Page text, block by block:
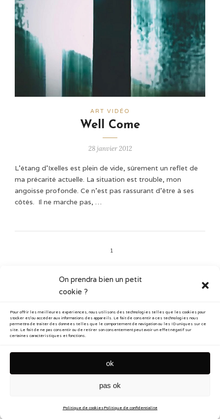
On prendra bien un petit
cookie ?
Pour offrir les meilleures expériences, nous utilisons des technologies telles que les cookies pour
stocker et/ou accéder aux informations des appareils. Le fait de consentir à ces technologies nous
permettra de traiter des données telles que le comportement de navigation ou les ID uniques sur ce
site. Le fait de ne pas consentir ou de retirer son consentement peut avoir un effet négatif sur
certaines caractéristiques et fonctions.
ok
pas ok
Politique de cookies Politique de confidentialité
ART VIDÉO
Well Come
28 janvier 2012
L’étang d’Ixelles est plein de vide, sûrement un reflet de
ma précarité actuelle. La situation est trouble, mon
angoisse profonde. Ce n’est pas rassurant d’être à ses
côtés. Il ne marche pas, …
1
CATÉGORIES
Art vidéo Blog
Documentaire
© Reflecting Story 2026